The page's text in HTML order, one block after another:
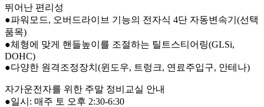
뛰어난 편리성
●파워모드, 오버드라이브 기능의 전자식 4단 자동변속기(선택
품목)
●체형에 맞게 핸들높이를 조절하는 틸트스티어링(GLSi,
DOHC)
●다양한 원격조정장치(윈도우, 트렁크, 연료주입구, 안테나)
자가운전자를 위한 주말 정비교실 안내
●일시: 매주 토 오후 2:30-6:30